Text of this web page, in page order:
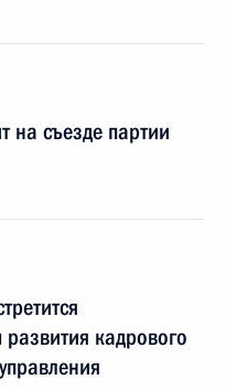
на съезде партии
кадрового